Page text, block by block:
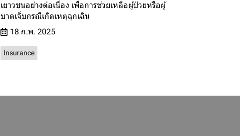
เยาวชนอย่างต่อเนื่อง เพื่อการช่วยเหลือผู้ป่วยหรือผู้
บาดเจ็บกรณีเกิดเหตุฉุกเฉิน
18 ก.พ. 2025
Insurance